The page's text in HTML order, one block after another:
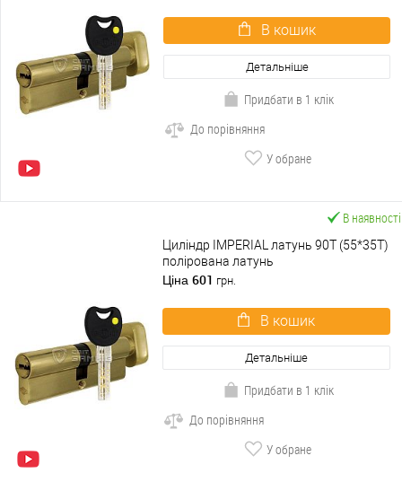
В кошик
Детальніше
Придбати в 1 клік
До порівняння
У обране
В наявності
Циліндр IMPERIAL латунь 90T (55*35T)
полірована латунь
Ціна 601 грн.
В кошик
Детальніше
Придбати в 1 клік
До порівняння
У обране